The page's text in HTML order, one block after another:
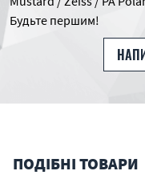
Будьте першим!
ПОДІБНІ ТОВАРИ